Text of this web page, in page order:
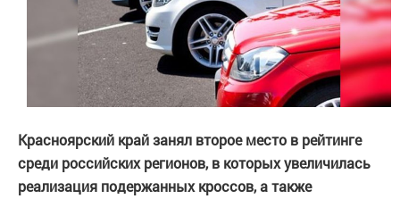
Красноярский край занял второе место в рейтинге
среди российских регионов, в которых увеличилась
реализация подержанных кроссов, а также